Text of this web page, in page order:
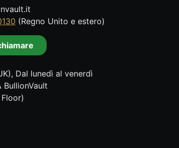
(Regno Unito e estero)
Dal lunedì al venerdì
BullionVault